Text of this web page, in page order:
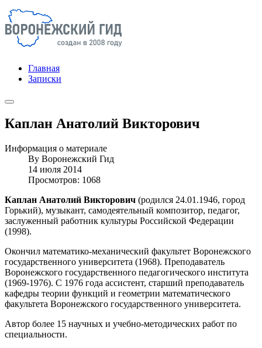
Главная
Записки
Каплан Анатолий Викторович
Информация о материале
By Воронежский Гид
14 июля 2014
Просмотров: 1068
Каплан Анатолий Викторович (родился 24.01.1946, город
Горький), музыкант, самодеятельный композитор, педагог,
заслуженный работник культуры Российской Федерации
(1998).
Окончил математико-механический факультет Воронежского
государственного университета (1968). Преподаватель
Воронежского государственного педагогического института
(1969-1976). С 1976 года ассистент, старший преподаватель
кафедры теории функций и геометрии математического
факультета Воронежского государственного университета.
Автор более 15 научных и учебно-методических работ по
специальности.